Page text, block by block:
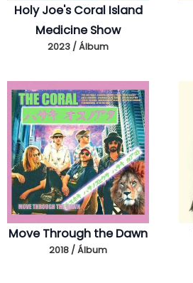
Holy Joe's Coral Island
Medicine Show
2023 / Álbum
Move Through the Dawn
2018 / Álbum